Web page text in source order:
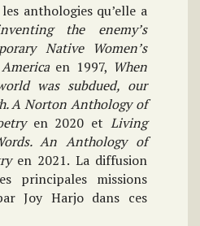
anthologies qu’elle a
the enemy’s
Native Women’s
en 1997, When
was subdued, our
A Norton Anthology of
en 2020 etLiving
An Anthology of
en 2021. La diffusion
principales missions
Joy Harjo dans ces